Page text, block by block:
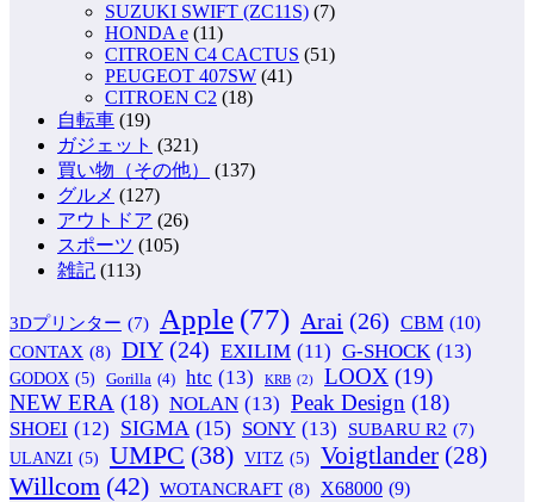
SUZUKI SWIFT (ZC11S) (7)
HONDA e (11)
CITROEN C4 CACTUS (51)
PEUGEOT 407SW (41)
CITROEN C2 (18)
自転車 (19)
ガジェット (321)
買い物（その他）
(137)
グルメ (127)
アウトドア (26)
スポーツ (105)
雑記 (113)
3Dプリンター (7) Apple (77) Arai (26) CBM (10)
CONTAX (8) DIY (24) EXILIM (11) G-SHOCK (13)
GODOX (5) Gorilla (4) htc (13) KRB (2) LOOX (19)
NEW ERA (18) NOLAN (13) Peak Design (18)
SHOEI (12) SIGMA (15) SONY (13) SUBARU R2 (7)
ULANZI (5) UMPC (38) VITZ (5) Voigtlander (28)
Willcom (42) WOTANCRAFT (8) X68000 (9)